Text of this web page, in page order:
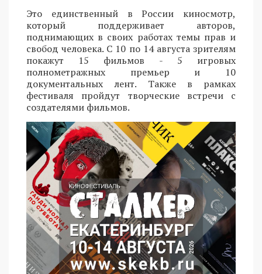
Это единственный в России киносмотр,
который поддерживает авторов,
поднимающих в своих работах темы прав и
свобод человека. С 10 по 14 августа зрителям
покажут 15 фильмов - 5 игровых
полнометражных премьер и 10
документальных лент. Также в рамках
фестиваля пройдут творческие встречи с
создателями фильмов.